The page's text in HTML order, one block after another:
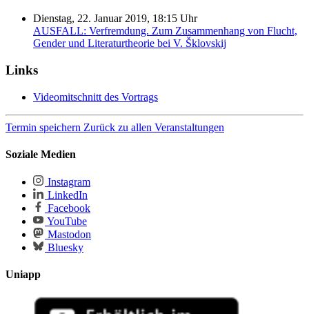
Dienstag, 22. Januar 2019, 18:15 Uhr
AUSFALL: Verfremdung. Zum Zusammenhang von Flucht,
Gender und Literaturtheorie bei V. Šklovskij
Links
Videomitschnitt des Vortrags
Termin speichern Zurück zu allen Veranstaltungen
Soziale Medien
Instagram
LinkedIn
Facebook
YouTube
Mastodon
Bluesky
Uniapp